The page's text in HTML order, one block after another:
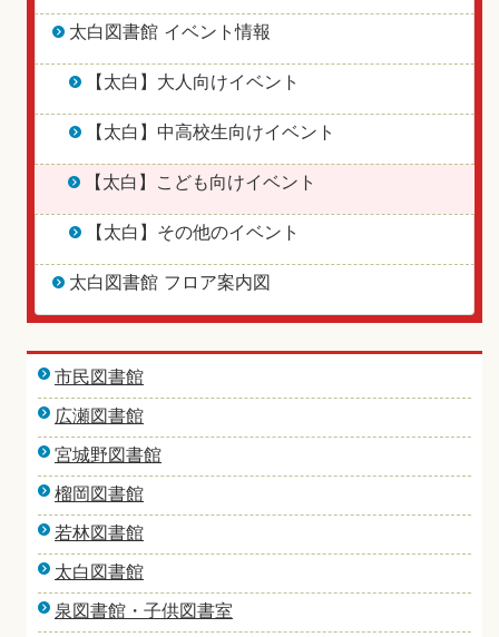
太白図書館 イベント情報
【太白】大人向けイベント
【太白】中高校生向けイベント
【太白】こども向けイベント
【太白】その他のイベント
太白図書館 フロア案内図
市民図書館
広瀬図書館
宮城野図書館
榴岡図書館
若林図書館
太白図書館
泉図書館・子供図書室